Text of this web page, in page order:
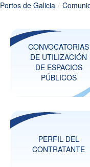
Portos de Galicia /
CONVOCATORIAS
DE UTILIZACIÓN
DE ESPACIOS
PÚBLICOS
PERFIL DEL
CONTRATANTE